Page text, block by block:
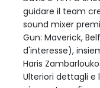
guidare il team
sound mixer
Gun: Maverick,
d'interesse),
Haris
Ulteriori dettagli e